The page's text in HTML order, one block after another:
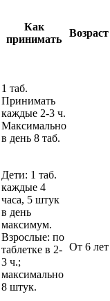
Как
принимать
Возраст
1 таб.
Принимать
каждые 2-3 ч.
Максимально
в день 8 таб.
От 6 лет
Дети: 1 таб.
каждые 4
часа, 5 штук
в день
максимум.
Взрослые: по
таблетке в 2-
3 ч.;
максимально
8 штук.